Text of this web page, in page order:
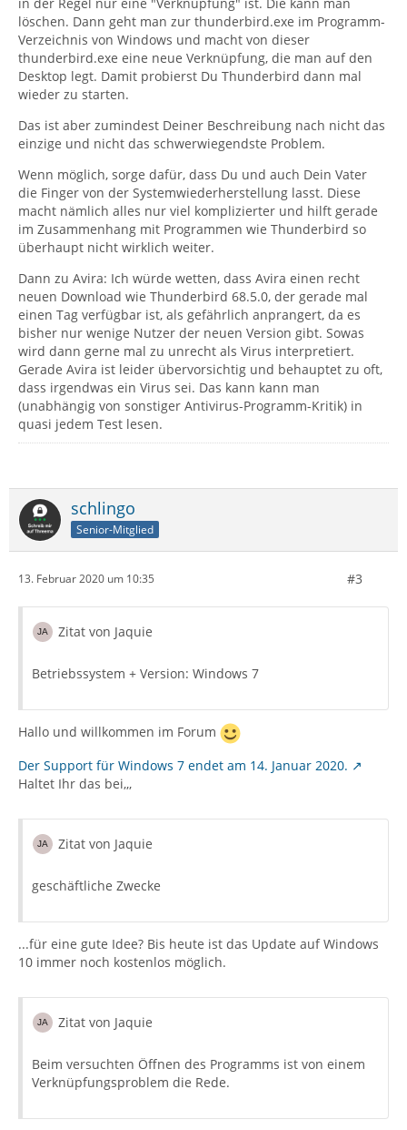
löschen. Dann geht man zur thunderbird.exe im Programm-
Verzeichnis von Windows und macht von dieser
thunderbird.exe eine neue Verknüpfung, die man auf den
Desktop legt. Damit probierst Du Thunderbird dann mal
wieder zu starten.
Das ist aber zumindest Deiner Beschreibung nach nicht das
einzige und nicht das schwerwiegendste Problem.
Wenn möglich, sorge dafür, dass Du und auch Dein Vater
die Finger von der Systemwiederherstellung lasst. Diese
macht nämlich alles nur viel komplizierter und hilft gerade
im Zusammenhang mit Programmen wie Thunderbird so
überhaupt nicht wirklich weiter.
Dann zu Avira: Ich würde wetten, dass Avira einen recht
neuen Download wie Thunderbird 68.5.0, der gerade mal
einen Tag verfügbar ist, als gefährlich anprangert, da es
bisher nur wenige Nutzer der neuen Version gibt. Sowas
wird dann gerne mal zu unrecht als Virus interpretiert.
Gerade Avira ist leider übervorsichtig und behauptet zu oft,
dass irgendwas ein Virus sei. Das kann kann man
(unabhängig von sonstiger Antivirus-Programm-Kritik) in
quasi jedem Test lesen.
schlingo
Senior-Mitglied
13. Februar 2020 um 10:35 #3
Zitat von Jaquie
Betriebssystem + Version: Windows 7
Hallo und willkommen im Forum
Der Support für Windows 7 endet am 14. Januar 2020.
Haltet Ihr das bei,,,
Zitat von Jaquie
geschäftliche Zwecke
...für eine gute Idee? Bis heute ist das Update auf Windows
10 immer noch kostenlos möglich.
Zitat von Jaquie
Beim versuchten Öffnen des Programms ist von einem
Verknüpfungsproblem die Rede.